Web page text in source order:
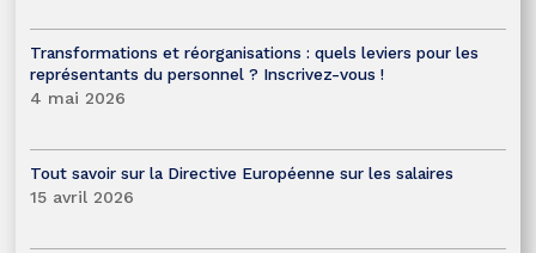
Transformations et réorganisations : quels leviers pour les
représentants du personnel ? Inscrivez-vous !
4 mai 2026
Tout savoir sur la Directive Européenne sur les salaires
15 avril 2026